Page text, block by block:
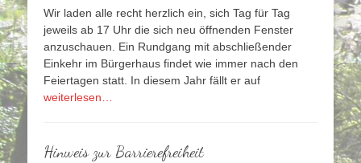
Wir laden alle recht herzlich ein, sich Tag für Tag
jeweils ab 17 Uhr die sich neu öffnenden Fenster
anzuschauen. Ein Rundgang mit abschließender
Einkehr im Bürgerhaus findet wie immer nach den
Feiertagen statt. In diesem Jahr fällt er auf
weiterlesen…
Hinweis zur Barrierefreiheit